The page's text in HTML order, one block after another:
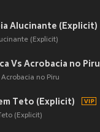
Alucinante (Explicit)
(Explicit)
Vs Acrobacia no Piru
no Piru
Teto (Explicit)
(Explicit)